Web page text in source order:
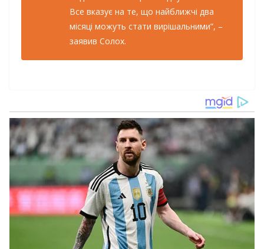
Все вказує на те, що найближчі два
місяці можуть стати вирішальними”, –
заявив Солох.